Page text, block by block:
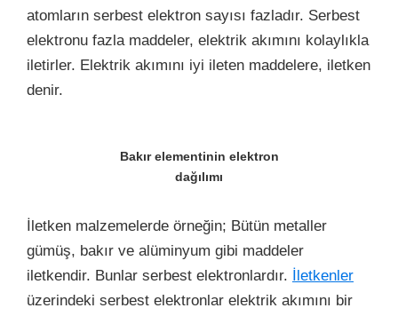
atomların serbest elektron sayısı fazladır. Serbest
elektronu fazla maddeler, elektrik akımını kolaylıkla
iletirler. Elektrik akımını iyi ileten maddelere, iletken
denir.
Bakır elementinin elektron
dağılımı
İletken malzemelerde örneğin; Bütün metaller
gümüş, bakır ve alüminyum gibi maddeler
iletkendir. Bunlar serbest elektronlardır. İletkenler
üzerindeki serbest elektronlar elektrik akımını bir